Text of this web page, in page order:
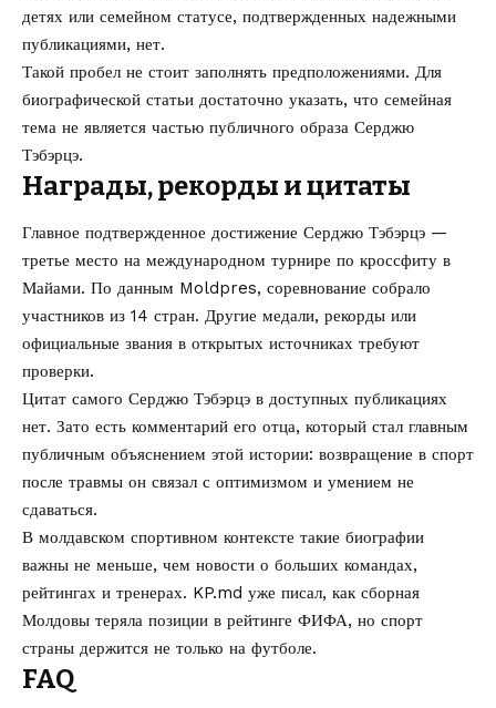
детях или семейном статусе, подтвержденных надежными
публикациями, нет.
Такой пробел не стоит заполнять предположениями. Для
биографической статьи достаточно указать, что семейная
тема не является частью публичного образа Серджю
Тэбэрцэ.
Награды, рекорды и цитаты
Главное подтвержденное достижение Серджю Тэбэрцэ —
третье место на международном турнире по кроссфиту в
Майами. По данным Moldpres, соревнование собрало
участников из 14 стран. Другие медали, рекорды или
официальные звания в открытых источниках требуют
проверки.
Цитат самого Серджю Тэбэрцэ в доступных публикациях
нет. Зато есть комментарий его отца, который стал главным
публичным объяснением этой истории: возвращение в спорт
после травмы он связал с оптимизмом и умением не
сдаваться.
В молдавском спортивном контексте такие биографии
важны не меньше, чем новости о больших командах,
рейтингах и тренерах. KP.md уже писал, как сборная
Молдовы теряла позиции в рейтинге ФИФА, но спорт
страны держится не только на футболе.
FAQ